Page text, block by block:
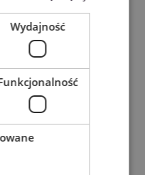
do sublimacji w
Pozwala na
metody sublimacji,
spieranie i wysokie
i bogatą kolorystyką
Wydajność